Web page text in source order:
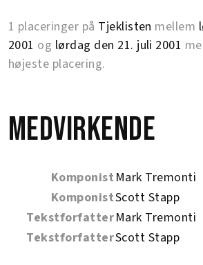
1 placeringer på Tjeklisten mellem
2001 og lørdag den 21. juli 2001
højeste placering.
Medvirkende
Komponist Mark Tremonti
KomponistScott Stapp
TekstforfatterMark Tremonti
TekstforfatterScott Stapp